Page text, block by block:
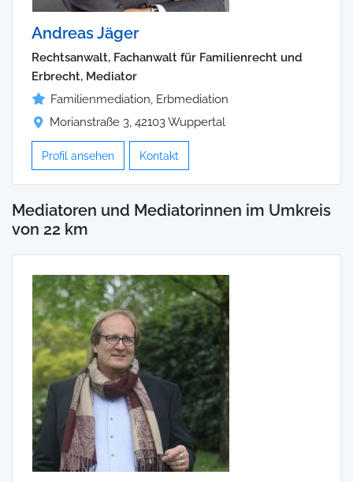
Andreas Jäger
Rechtsanwalt, Fachanwalt für Familienrecht und
Erbrecht, Mediator
Familienmediation, Erbmediation
Morianstraße 3, 42103 Wuppertal
Profil ansehen Kontakt
Mediatoren und Mediatorinnen im Umkreis
von 22 km